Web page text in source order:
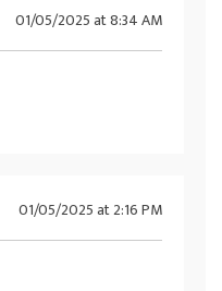
01/05/2025 at 8:34 AM
01/05/2025 at 2:16 PM